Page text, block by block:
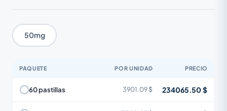
50mg
PAQUETE POR UNIDAD PRECIO
60 pastillas 3901.09 $ 234065.50 $